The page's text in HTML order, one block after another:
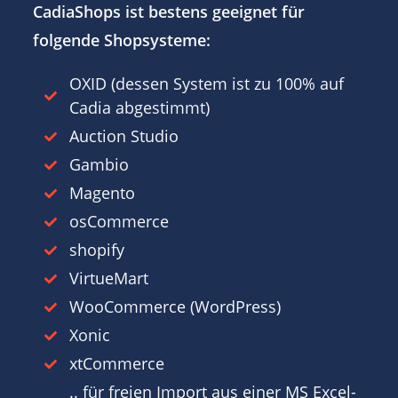
CadiaShops ist bestens geeignet für
folgende Shopsysteme:
OXID (dessen System ist zu 100% auf
Cadia abgestimmt)
Auction Studio
Gambio
Magento
osCommerce
shopify
VirtueMart
WooCommerce (WordPress)
Xonic
xtCommerce
.. für freien Import aus einer MS Excel-